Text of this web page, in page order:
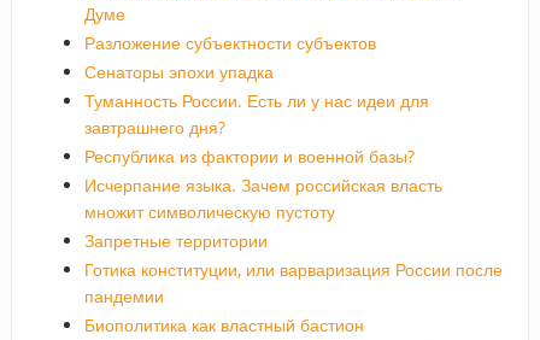
Думе
Разложение субъектности субъектов
Сенаторы эпохи упадка
Туманность России. Есть ли у нас идеи для
завтрашнего дня?
Республика из фактории и военной базы?
Исчерпание языка. Зачем российская власть
множит символическую пустоту
Запретные территории
Готика конституции, или варваризация России после
пандемии
Биополитика как властный бастион